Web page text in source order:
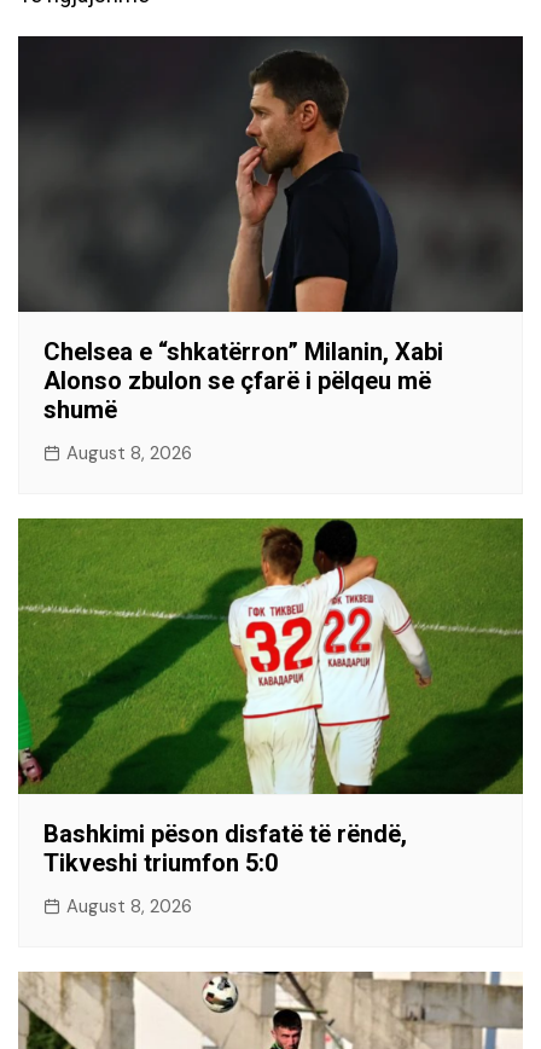
Chelsea e “shkatërron” Milanin, Xabi
Alonso zbulon se çfarë i pëlqeu më
shumë
August 8, 2026
Bashkimi pëson disfatë të rëndë,
Tikveshi triumfon 5:0
August 8, 2026